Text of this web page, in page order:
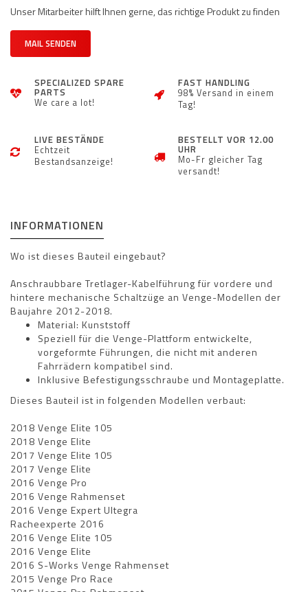
Unser Mitarbeiter hilft Ihnen gerne, das richtige Produkt zu finden
MAIL SENDEN
SPECIALIZED SPARE
PARTS
We care a lot!
FAST HANDLING
98% Versand in einem
Tag!
LIVE BESTÄNDE
Echtzeit
Bestandsanzeige!
BESTELLT VOR 12.00
UHR
Mo-Fr gleicher Tag
versandt!
INFORMATIONEN
Wo ist dieses Bauteil eingebaut?
Anschraubbare Tretlager-Kabelführung für vordere und
hintere mechanische Schaltzüge an Venge-Modellen der
Baujahre 2012-2018.
Material: Kunststoff
Speziell für die Venge-Plattform entwickelte,
vorgeformte Führungen, die nicht mit anderen
Fahrrädern kompatibel sind.
Inklusive Befestigungsschraube und Montageplatte.
Dieses Bauteil ist in folgenden Modellen verbaut:
2018 Venge Elite 105
2018 Venge Elite
2017 Venge Elite 105
2017 Venge Elite
2016 Venge Pro
2016 Venge Rahmenset
2016 Venge Expert Ultegra
Racheexperte 2016
2016 Venge Elite 105
2016 Venge Elite
2016 S-Works Venge Rahmenset
2015 Venge Pro Race